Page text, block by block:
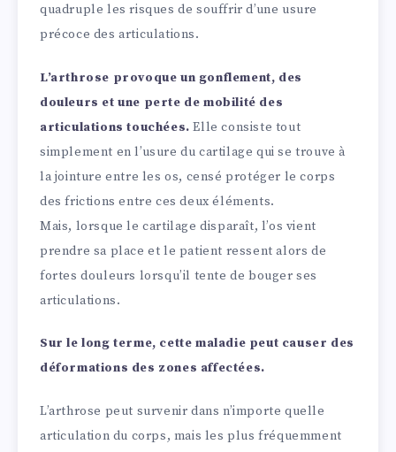
quadruple les risques de souffrir d’une usure
précoce des articulations.
L’arthrose provoque un gonflement, des
douleurs et une perte de mobilité des
articulations touchées. Elle consiste tout
simplement en l’usure du cartilage qui se trouve à
la jointure entre les os, censé protéger le corps
des frictions entre ces deux éléments.
Mais, lorsque le cartilage disparaît, l’os vient
prendre sa place et le patient ressent alors de
fortes douleurs lorsqu’il tente de bouger ses
articulations.
Sur le long terme, cette maladie peut causer des
déformations des zones affectées.
L’arthrose peut survenir dans n’importe quelle
articulation du corps, mais les plus fréquemment